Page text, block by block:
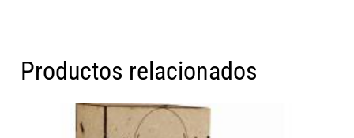
Productos relacionados